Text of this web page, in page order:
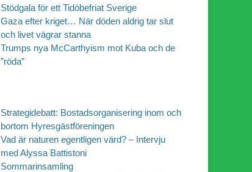
Stödgala för ett Tidöbefriat Sverige
Gaza efter kriget… När döden aldrig tar slut
och livet vägrar stanna
Trumps nya McCarthyism mot Kuba och de
”röda”
Strategidebatt: Bostadsorganisering inom och
bortom Hyresgästföreningen
Vad är naturen egentligen värd? – Intervju
med Alyssa Battistoni
Sommarinsamling